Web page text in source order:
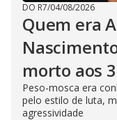
DO R7/04/08/2026
Quem era
morto aos
Peso-mosca era
pelo estilo de luta,
agressividade